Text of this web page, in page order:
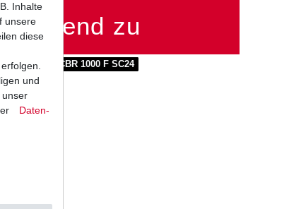
passend zu
Honda CBR 1000 F SC24
Inhalte
unsere
diese
und
unser
Daten­